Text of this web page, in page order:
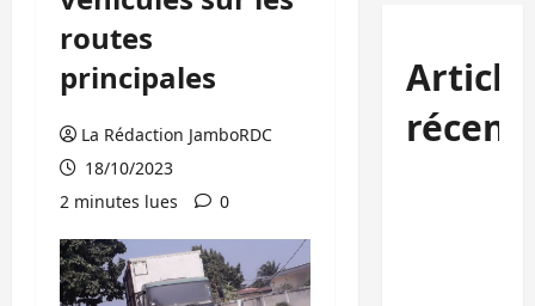
routes
principales
La Rédaction JamboRDC
18/10/2023
2 minutes lues
0